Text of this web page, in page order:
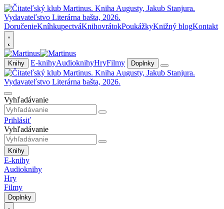
DoručenieKníhkupectváKnihovrátokPoukážkyKnižný blogKontakt
Knihy E-knihyAudioknihyHryFilmy Doplnky
Vyhľadávanie
Prihlásiť
Vyhľadávanie
Knihy
E-knihy
Audioknihy
Hry
Filmy
Doplnky